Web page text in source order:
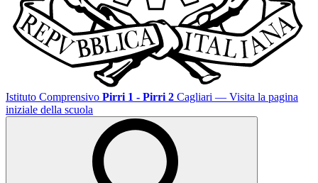
Istituto Comprensivo Pirri 1 - Pirri 2 Cagliari — Visita la pagina
iniziale della scuola